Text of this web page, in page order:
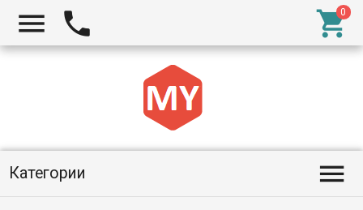
  
Категории 